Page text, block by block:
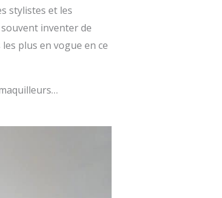
stylistes et les
inventer de
plus en vogue en ce